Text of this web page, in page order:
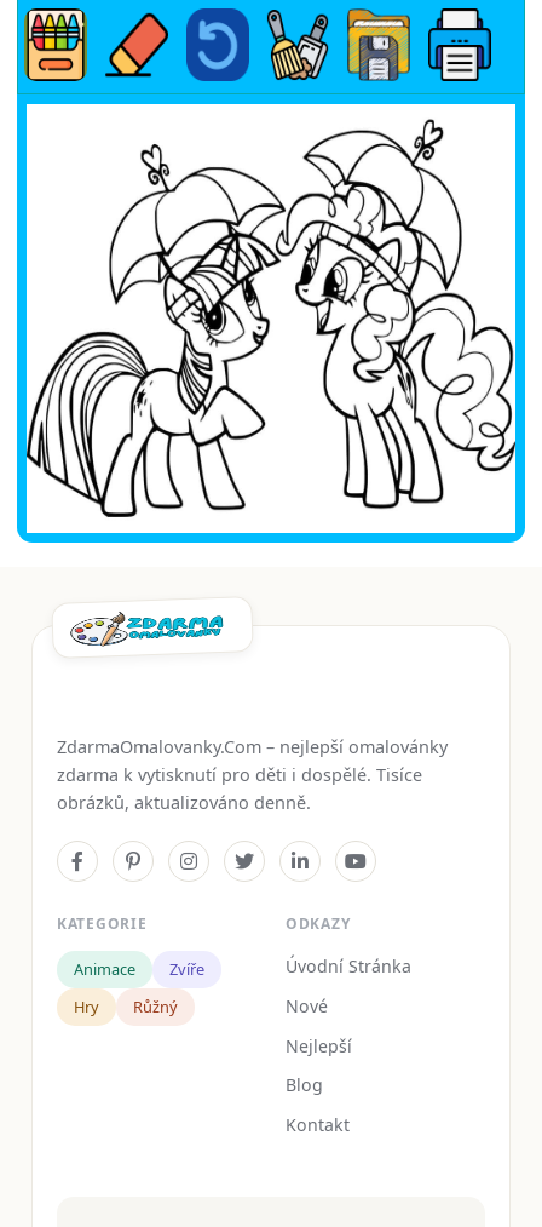
ZdarmaOmalovanky.Com – nejlepší omalovánky
zdarma k vytisknutí pro děti i dospělé. Tisíce
obrázků, aktualizováno denně.
KATEGORIE
Animace
Zvíře
Hry
Růžný
ODKAZY
Úvodní Stránka
Nové
Nejlepší
Blog
Kontakt